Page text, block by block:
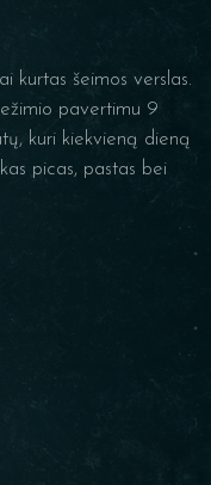
kurtas šeimos verslas.
pavertimu 9
kuri kiekvieną dieną
picas, pastas bei